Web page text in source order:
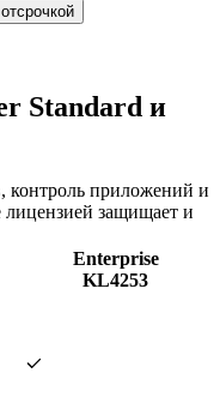
Standard и
контроль приложений и
лицензией защищает и
Enterprise
KL4253